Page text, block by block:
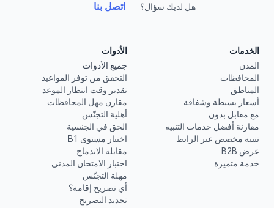
هل لديك سؤال؟ اتصل بنا
الخدمات
المدن
المحافظات
المناطق
أسعار بسيطة وشفافة
مع مقابل بدون
مقارنة أفضل خدمات التنبيه
تنبيه مخصص عبر الرابط
عرض B2B
خدمة متميزة
الأدوات
جميع الأدوات
التحقق من توفر المواعيد
تقدير وقت انتظار الموعد
مقارن مهل المحافظات
أهلية التجنّس
الحق في الجنسية
اختبار مستوى B1
مقابلة الاندماج
اختبار الامتحان المدني
مهلة التجنّس
أي تصريح إقامة؟
تجديد التصريح